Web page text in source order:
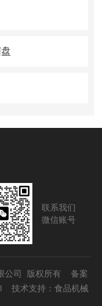
联系我们
微信账号
公司 版权所有 备案
技术支持： 食品机械